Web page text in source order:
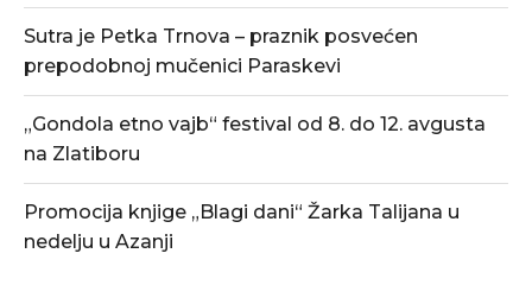
Sutra je Petka Trnova – praznik posvećen
prepodobnoj mučenici Paraskevi
„Gondola etno vajb“ festival od 8. do 12. avgusta
na Zlatiboru
Promocija knjige „Blagi dani“ Žarka Talijana u
nedelju u Azanji